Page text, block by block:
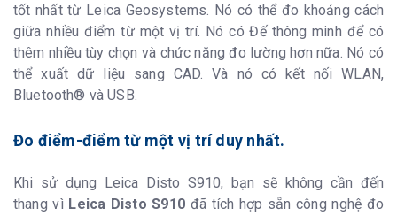
Trọng lượng máy 290g
tốt nhất từ ​​Leica Geosystems. Nó có thể đo khoảng cách
giữa nhiều điểm từ một vị trí. Nó có Đế thông minh để có
thêm nhiều tùy chọn và chức năng đo lường hơn nữa. Nó có
thể xuất dữ liệu sang CAD. Và nó có kết nối WLAN,
Bluetooth® và USB.
Đo điểm-điểm từ một vị trí duy nhất.
Khi sử dụng Leica Disto S910, bạn sẽ không cần đến
thang vì Leica Disto S910đã tích hợp sẵn công nghệ đo